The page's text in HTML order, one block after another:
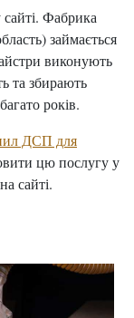
Фабрика
займається
виконують
та збирають
років.
ДСП для
цю послугу у
сайті.